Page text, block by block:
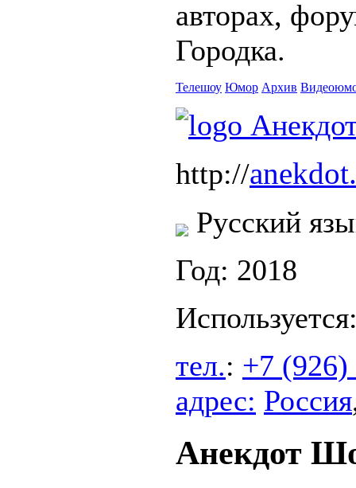
авторах,
Городка.
Телешоу Юмор Архив
http://
Русский
Год: 2018
тел.: +7
адрес: Россия
Анекдот